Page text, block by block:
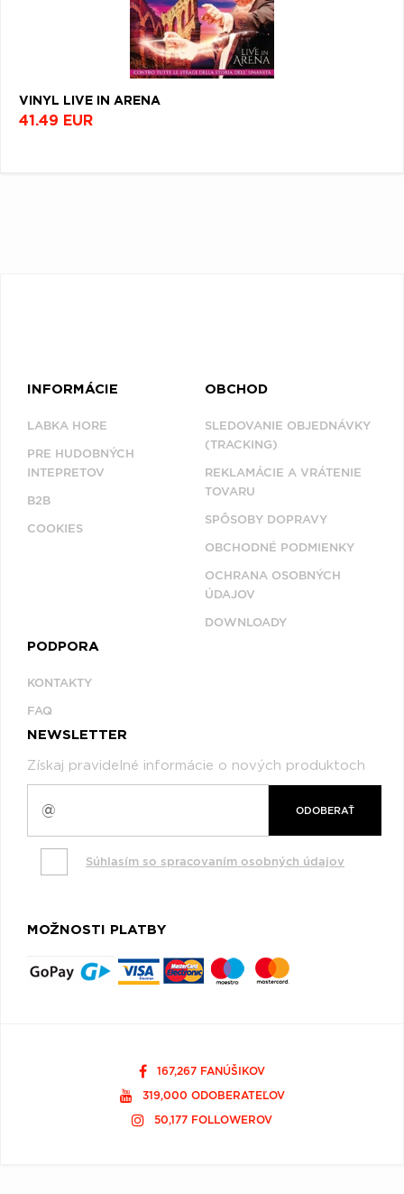
VINYL LIVE IN ARENA
41.49 EUR
INFORMÁCIE
LABKA HORE
PRE HUDOBNÝCH
INTEPRETOV
B2B
COOKIES
OBCHOD
SLEDOVANIE OBJEDNÁVKY
(TRACKING)
REKLAMÁCIE A VRÁTENIE
TOVARU
SPÔSOBY DOPRAVY
OBCHODNÉ PODMIENKY
OCHRANA OSOBNÝCH
ÚDAJOV
DOWNLOADY
PODPORA
KONTAKTY
FAQ
NEWSLETTER
Získaj pravidelné informácie o nových produktoch
ODOBERAŤ
Súhlasím so spracovaním osobných údajov
MOŽNOSTI PLATBY
167,267 FANÚŠIKOV
319,000 ODOBERATEĽOV
50,177 FOLLOWEROV